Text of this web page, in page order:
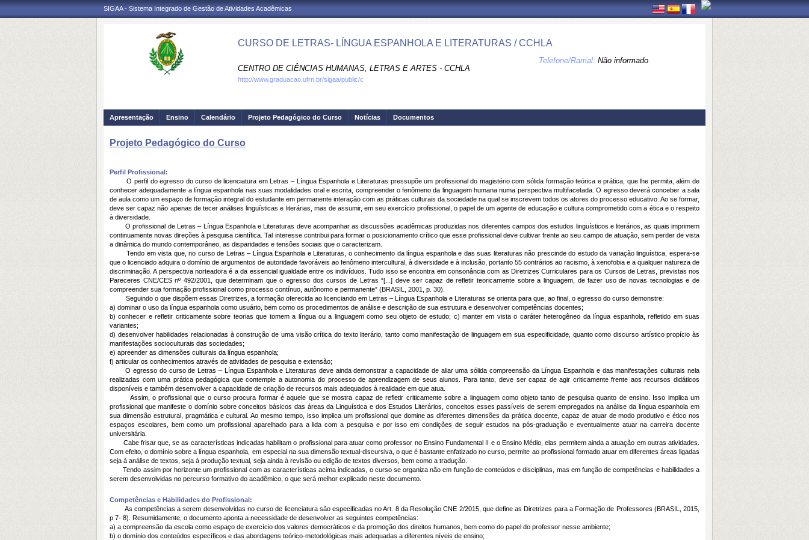
SIGAA - Sistema Integrado de Gestão de Atividades Acadêmicas
CURSO DE LETRAS- LÍNGUA ESPANHOLA E LITERATURAS / CCHLA
CENTRO DE CIÊNCIAS HUMANAS, LETRAS E ARTES - CCHLA
Telefone/Ramal: Não informado
http://www.graduacao.ufrn.br/sigaa/public/c
Apresentação Ensino Calendário Projeto Pedagógico do Curso Notícias Documentos
Projeto Pedagógico do Curso
Perfil Profissional:
O perfil do egresso do curso de licenciatura em Letras – Língua Espanhola e Literaturas pressupõe um profissional do magistério com sólida formação teórica e prática, que lhe permita, além de
conhecer adequadamente a língua espanhola nas suas modalidades oral e escrita, compreender o fenômeno da linguagem humana numa perspectiva multifacetada. O egresso deverá conceber a sala
de aula como um espaço de formação integral do estudante em permanente interação com as práticas culturais da sociedade na qual se inscrevem todos os atores do processo educativo. Ao se formar,
deve ser capaz não apenas de tecer análises linguísticas e literárias, mas de assumir, em seu exercício profissional, o papel de um agente de educação e cultura comprometido com a ética e o respeito
à diversidade.
O profissional de Letras – Língua Espanhola e Literaturas deve acompanhar as discussões acadêmicas produzidas nos diferentes campos dos estudos linguísticos e literários, as quais imprimem
continuamente novas direções à pesquisa científica. Tal interesse contribui para formar o posicionamento crítico que esse profissional deve cultivar frente ao seu campo de atuação, sem perder de vista
a dinâmica do mundo contemporâneo, as disparidades e tensões sociais que o caracterizam.
Tendo em vista que, no curso de Letras – Língua Espanhola e Literaturas, o conhecimento da língua espanhola e das suas literaturas não prescinde do estudo da variação linguística, espera-se
que o licenciado adquira o domínio de argumentos de autoridade favoráveis ao fenômeno intercultural, à diversidade e à inclusão, portanto 55 contrários ao racismo, à xenofobia e a qualquer natureza de
discriminação. A perspectiva norteadora é a da essencial igualdade entre os indivíduos. Tudo isso se encontra em consonância com as Diretrizes Curriculares para os Cursos de Letras, previstas nos
Pareceres CNE/CES nº 492/2001, que determinam que o egresso dos cursos de Letras “[...] deve ser capaz de refletir teoricamente sobre a linguagem, de fazer uso de novas tecnologias e de
compreender sua formação profissional como processo contínuo, autônomo e permanente” (BRASIL, 2001, p. 30).
Seguindo o que dispõem essas Diretrizes, a formação oferecida ao licenciando em Letras – Língua Espanhola e Literaturas se orienta para que, ao final, o egresso do curso demonstre:
a) dominar o uso da língua espanhola como usuário, bem como os procedimentos de análise e descrição de sua estrutura e desenvolver competências docentes;
b) conhecer e refletir criticamente sobre teorias que tomem a língua ou a linguagem como seu objeto de estudo; c) manter em vista o caráter heterogêneo da língua espanhola, refletido em suas
variantes;
d) desenvolver habilidades relacionadas à construção de uma visão crítica do texto literário, tanto como manifestação de linguagem em sua especificidade, quanto como discurso artístico propício às
manifestações socioculturais das sociedades;
e) apreender as dimensões culturais da língua espanhola;
f) articular os conhecimentos através de atividades de pesquisa e extensão;
O egresso do curso de Letras – Língua Espanhola e Literaturas deve ainda demonstrar a capacidade de aliar uma sólida compreensão da Língua Espanhola e das manifestações culturais nela
realizadas com uma prática pedagógica que contemple a autonomia do processo de aprendizagem de seus alunos. Para tanto, deve ser capaz de agir criticamente frente aos recursos didáticos
disponíveis e também desenvolver a capacidade de criação de recursos mais adequados à realidade em que atua.
Assim, o profissional que o curso procura formar é aquele que se mostra capaz de refletir criticamente sobre a linguagem como objeto tanto de pesquisa quanto de ensino. Isso implica um
profissional que manifeste o domínio sobre conceitos básicos das áreas da Linguística e dos Estudos Literários, conceitos esses passíveis de serem empregados na análise da língua espanhola em
sua dimensão estrutural, pragmática e cultural. Ao mesmo tempo, isso implica um profissional que domine as diferentes dimensões da prática docente, capaz de atuar de modo produtivo e ético nos
espaços escolares, bem como um profissional aparelhado para a lida com a pesquisa e por isso em condições de seguir estudos na pós-graduação e eventualmente atuar na carreira docente
universitária.
Cabe frisar que, se as características indicadas habilitam o profissional para atuar como professor no Ensino Fundamental II e o Ensino Médio, elas permitem ainda a atuação em outras atividades.
Com efeito, o domínio sobre a língua espanhola, em especial na sua dimensão textual-discursiva, o que é bastante enfatizado no curso, permite ao profissional formado atuar em diferentes áreas ligadas
seja à análise de textos, seja à produção textual, seja ainda à revisão ou edição de textos diversos, bem como a tradução.
Tendo assim por horizonte um profissional com as características acima indicadas, o curso se organiza não em função de conteúdos e disciplinas, mas em função de competências e habilidades a
serem desenvolvidas no percurso formativo do acadêmico, o que será melhor explicado neste documento.
Competências e Habilidades do Profissional:
As competências a serem desenvolvidas no curso de licenciatura são especificadas no Art. 8 da Resolução CNE 2/2015, que define as Diretrizes para a Formação de Professores (BRASIL, 2015,
p 7- 8). Resumidamente, o documento aponta a necessidade de desenvolver as seguintes competências:
a) a compreensão da escola como espaço de exercício dos valores democráticos e da promoção dos direitos humanos, bem como do papel do professor nesse ambiente;
b) o domínio dos conteúdos específicos e das abordagens teórico-metodológicas mais adequadas a diferentes níveis de ensino;